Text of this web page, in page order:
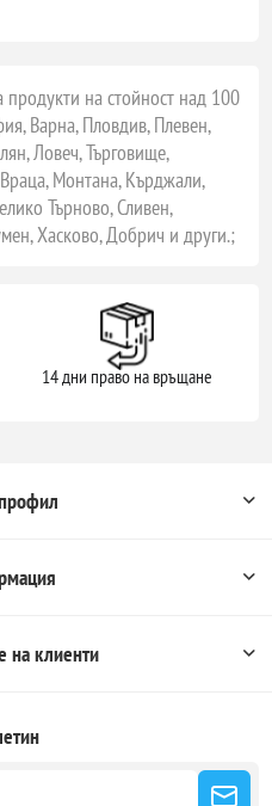
продукти на стойност над 100
Варна, Пловдив, Плевен,
Ловеч, Търговище,
Монтана, Кърджали,
Търново, Сливен,
Хасково, Добрич и други.;
14 дни право на връщане
на клиенти